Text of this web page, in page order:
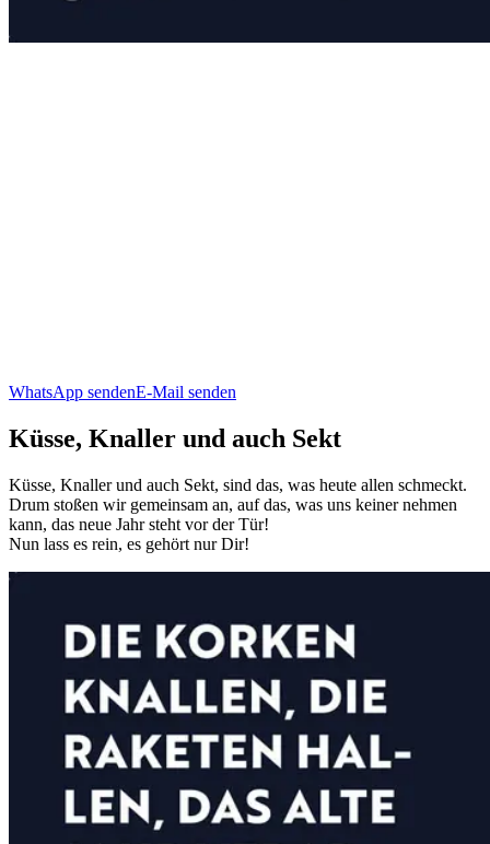
WhatsApp sendenE-Mail senden
Küsse, Knaller und auch Sekt
Küsse, Knaller und auch Sekt, sind das, was heute allen schmeckt.
Drum stoßen wir gemeinsam an, auf das, was uns keiner nehmen
kann, das neue Jahr steht vor der Tür!
Nun lass es rein, es gehört nur Dir!